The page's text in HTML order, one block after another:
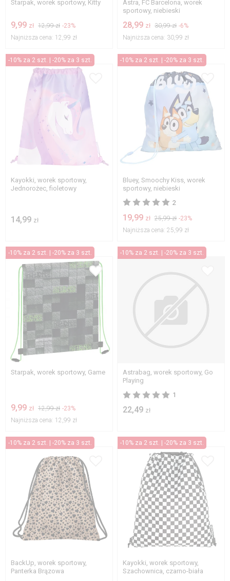
Starpak, worek sportowy, Kitty
9,99 zł 12,99 zł -23%
Najniższa cena: 12,99 zł
Astra, FC Barcelona, worek
sportowy, niebieski
28,99 zł 30,99 zł -6%
Najniższa cena: 30,99 zł
-10% za 2 szt. | -20% za 3 szt.
Kayokki, worek sportowy,
Jednorożec, fioletowy
14,99 zł
-10% za 2 szt. | -20% za 3 szt.
Bluey, Smoochy Kiss, worek
sportowy, niebieski
2
19,99 zł 25,99 zł -23%
Najniższa cena: 25,99 zł
-10% za 2 szt. | -20% za 3 szt.
Starpak, worek sportowy, Game
9,99 zł 12,99 zł -23%
Najniższa cena: 12,99 zł
-10% za 2 szt. | -20% za 3 szt.
Astrabag, worek sportowy, Go
Playing
1
22,49 zł
-10% za 2 szt. | -20% za 3 szt.
BackUp, worek sportowy,
Panterka Brązowa
-10% za 2 szt. | -20% za 3 szt.
Kayokki, worek sportowy,
Szachownica, czarno-biała